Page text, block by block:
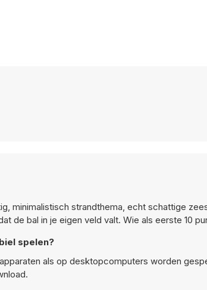
minimalistisch strandthema, echt schattige
de bal in je eigen veld valt. Wie als eerste 10
spelen?
als op desktopcomputers worden